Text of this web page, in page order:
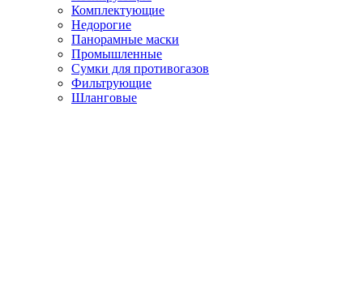
Комплектующие
Недорогие
Панорамные маски
Промышленные
Сумки для противогазов
Фильтрующие
Шланговые